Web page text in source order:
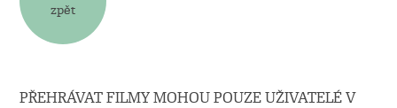
zpět
PŘEHRÁVAT FILMY MOHOU POUZE UŽIVATELÉ V